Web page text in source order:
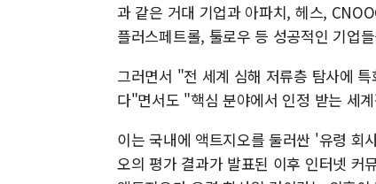
과 같은 거대 기업과 아파치, 헤스,
플러스페트롤, 툴로우 등 성공적인 기업
그러면서 "전 세계 심해 저류층 탐사에
다"면서도 "핵심 분야에서 인정 받는 세
이는 국내에 액트지오를 둘러싼 '유령 회
오의 평가 결과가 발표된 이후 인터넷 커